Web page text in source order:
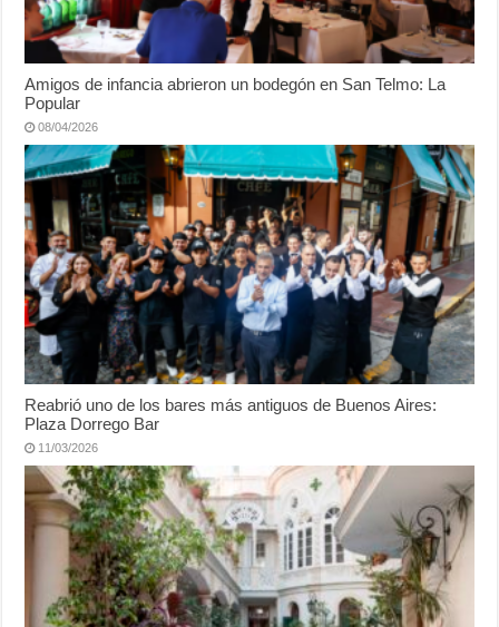
Amigos de infancia abrieron un bodegón en San Telmo: La
Popular
08/04/2026
Reabrió uno de los bares más antiguos de Buenos Aires:
Plaza Dorrego Bar
11/03/2026